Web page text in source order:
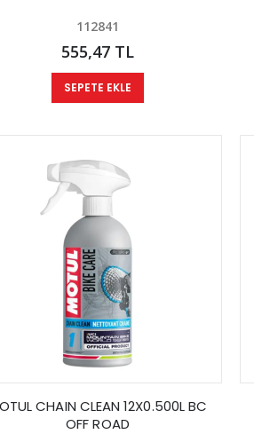
112841
555,47 TL
SEPETE EKLE
CHAIN CLEAN 12X0.500L BC
OFF ROAD